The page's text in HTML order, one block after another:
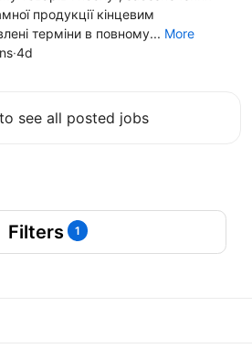
продукції кінцевим
терміни в повному... More
·4d
to see all posted jobs
Filters 1